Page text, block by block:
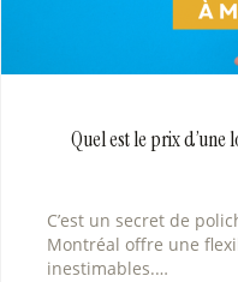
Quel est le prix
C’est un secret de
Montréal offre une
inestimables.…